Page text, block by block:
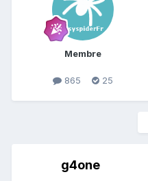
Membre
865 25
g4one